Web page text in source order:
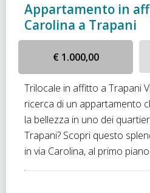
Appartamento in
Carolina a Trapani
€ 1.000,00
Trilocale in affitto a Trapani
ricerca di un appartamento
la bellezza in uno dei
Trapani? Scopri questo
in via Carolina, al primo